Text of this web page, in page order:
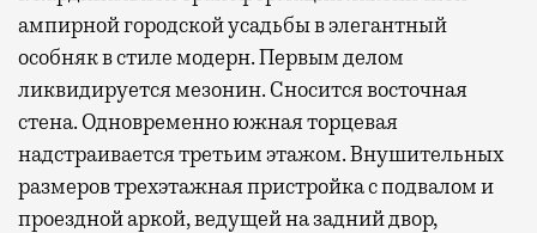
ампирной городской усадьбы в элегантный
особняк в стиле модерн. Первым делом
ликвидируется мезонин. Сносится восточная
стена. Одновременно южная торцевая
надстраивается третьим этажом. Внушительных
размеров трехэтажная пристройка с подвалом и
проездной аркой, ведущей на задний двор,